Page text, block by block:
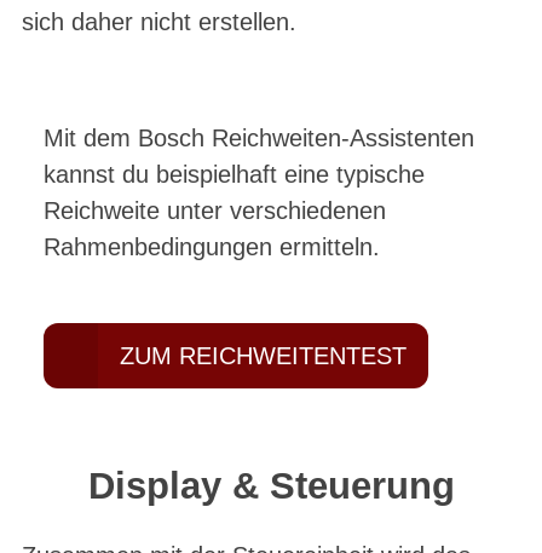
sich daher nicht erstellen.
Mit dem Bosch Reichweiten-Assistenten
kannst du beispielhaft eine typische
Reichweite unter verschiedenen
Rahmenbedingungen ermitteln.
ZUM REICHWEITENTEST
Display & Steuerung